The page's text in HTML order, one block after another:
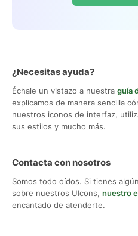
¿Necesitas ayuda?
Échale un vistazo a nuestra guía
explicamos de manera sencilla
nuestros iconos de interfaz,
sus estilos y mucho más.
Contacta con nosotros
Somos todo oídos. Si tienes
sobre nuestros UIcons, nuestro
encantado de atenderte.